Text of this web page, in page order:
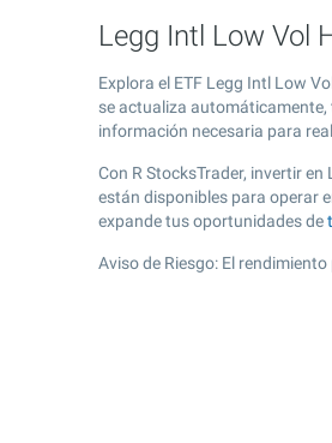
Legg Intl Low Vol
Explora el ETF Legg Intl Low
se actualiza automáticamente,
información necesaria para
Con R StocksTrader, invertir
están disponibles para operar
expande tus oportunidades de
Aviso de Riesgo: El